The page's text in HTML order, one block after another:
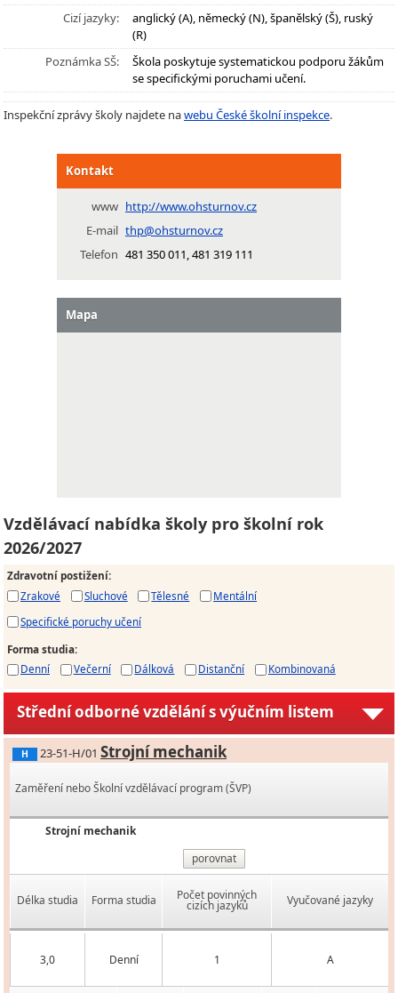
Cizí jazyky:
anglický (A), německý (N), španělský (Š), ruský
(R)
Poznámka SŠ:
Škola poskytuje systematickou podporu žákům
se specifickými poruchami učení.
Inspekční zprávy školy najdete nawebu České školní inspekce.
Kontakt
www http://www.ohsturnov.cz
E-mail thp@ohsturnov.cz
Telefon 481 350 011, 481 319 111
Mapa
Vzdělávací nabídka školy pro školní rok
2026/2027
Zdravotní postižení:
Zrakové
Sluchové Tělesné
Mentální
Specifické poruchy učení
Forma studia:
Denní
Večerní Dálková Distanční Kombinovaná
Střední odborné vzdělání s výučním listem
H 23-51-H/01 Strojní mechanik
Zaměření nebo Školní vzdělávací program (ŠVP)
Strojní mechanik
porovnat
Délka studia Forma studia Počet povinných
cizích jazyků Vyučované jazyky
3,0 Denní 1 A